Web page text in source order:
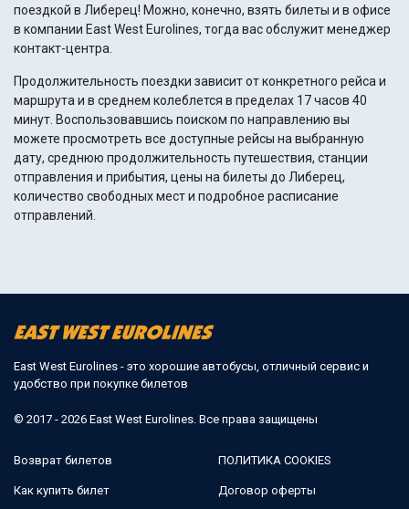
поездкой в Либерец! Можно, конечно, взять билеты и в офисе
в компании East West Eurolines, тогда вас обслужит менеджер
контакт-центра.
Продолжительность поездки зависит от конкретного рейса и
маршрута и в среднем колеблется в пределах 17 часов 40
минут. Воспользовавшись поиском по направлению вы
можете просмотреть все доступные рейсы на выбранную
дату, среднюю продолжительность путешествия, станции
отправления и прибытия, цены на билеты до Либерец,
количество свободных мест и подробное расписание
отправлений.
East West Eurolines - это хорошие автобусы, отличный сервис и
удобство при покупке билетов
© 2017 - 2026 East West Eurolines. Все права защищены
Возврат билетов
Как купить билет
ПОЛИТИКА COOKIES
Договор оферты